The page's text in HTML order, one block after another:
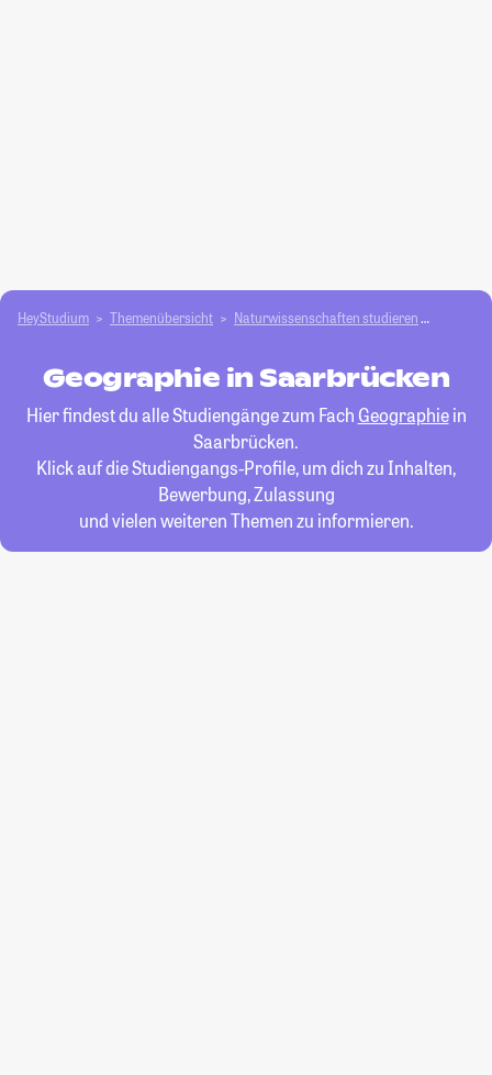
HeyStudium Themenübersicht Natur­wissenschaften studieren
Geographie in Saarbrücken
Hier findest du alle Studiengänge zum Fach Geographiein
Saarbrücken.
Klick auf die Studiengangs-Profile, um dich zu Inhalten,
Bewerbung, Zulassung
und vielen weiteren Themen zu informieren.